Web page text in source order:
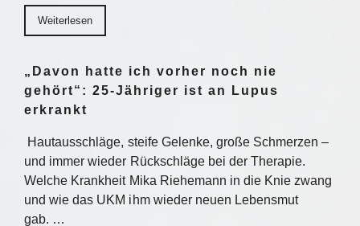
Weiterlesen
„Davon hatte ich vorher noch nie
gehört“: 25-Jähriger ist an Lupus
erkrankt
Hautausschläge, steife Gelenke, große Schmerzen –
und immer wieder Rückschläge bei der Therapie.
Welche Krankheit Mika Riehemann in die Knie zwang
und wie das UKM ihm wieder neuen Lebensmut
gab. …